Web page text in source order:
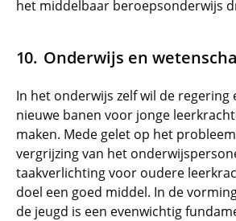
het middelbaar beroepsonderwijs
Onderwijs en
In het onderwijs zelf wil de regering
nieuwe banen voor jonge
maken. Mede gelet op het
vergrijzing van het
taakverlichting voor oudere
doel een goed middel. In de
de jeugd is een evenwichtig